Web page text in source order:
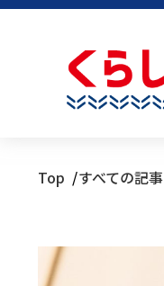
Top すべての記事